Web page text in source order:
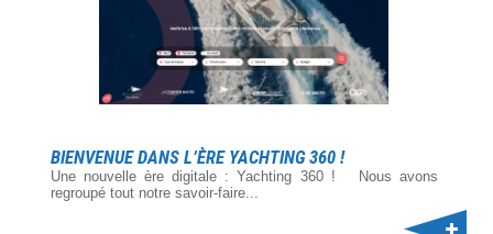
BIENVENUE DANS L’ÈRE YACHTING 360 !
Une nouvelle ère digitale : Yachting 360 ! Nous avons
regroupé tout notre savoir-faire...